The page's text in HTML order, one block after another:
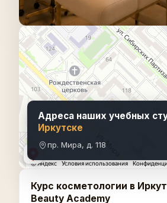
Адреса наших учебных
Иркутске
пр. Мира, д. 118
Курс косметологии в
Beauty Academy